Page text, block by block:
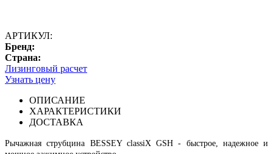
АРТИКУЛ:
Бренд:
Страна:
Лизинговый расчет
Узнать цену
ОПИСАНИЕ
ХАРАКТЕРИСТИКИ
ДОСТАВКА
Рычажная струбцина BESSEY classiX GSH - быстрое, надежное и